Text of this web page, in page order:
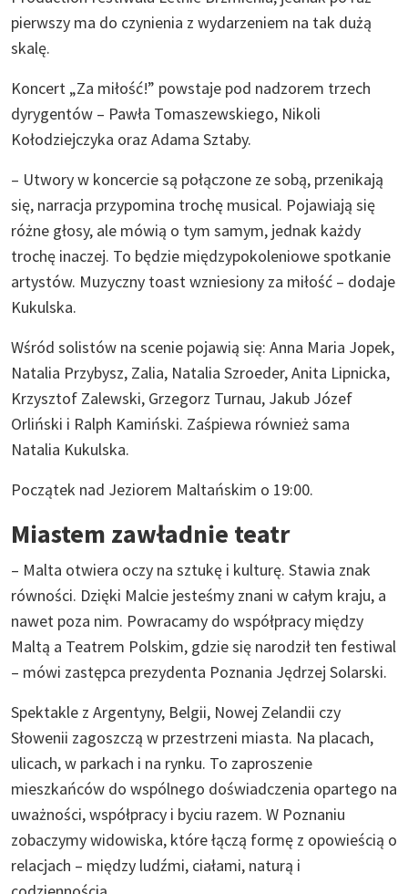
pierwszy ma do czynienia z wydarzeniem na tak dużą
skalę.
Koncert „Za miłość!” powstaje pod nadzorem trzech
dyrygentów – Pawła Tomaszewskiego, Nikoli
Kołodziejczyka oraz Adama Sztaby.
– Utwory w koncercie są połączone ze sobą, przenikają
się, narracja przypomina trochę musical. Pojawiają się
różne głosy, ale mówią o tym samym, jednak każdy
trochę inaczej. To będzie międzypokoleniowe spotkanie
artystów. Muzyczny toast wzniesiony za miłość – dodaje
Kukulska.
Wśród solistów na scenie pojawią się: Anna Maria Jopek,
Natalia Przybysz, Zalia, Natalia Szroeder, Anita Lipnicka,
Krzysztof Zalewski, Grzegorz Turnau, Jakub Józef
Orliński i Ralph Kamiński. Zaśpiewa również sama
Natalia Kukulska.
Początek nad Jeziorem Maltańskim o 19:00.
Miastem zawładnie teatr
– Malta otwiera oczy na sztukę i kulturę. Stawia znak
równości. Dzięki Malcie jesteśmy znani w całym kraju, a
nawet poza nim. Powracamy do współpracy między
Maltą a Teatrem Polskim, gdzie się narodził ten festiwal
– mówi zastępca prezydenta Poznania Jędrzej Solarski.
Spektakle z Argentyny, Belgii, Nowej Zelandii czy
Słowenii zagoszczą w przestrzeni miasta. Na placach,
ulicach, w parkach i na rynku. To zaproszenie
mieszkańców do wspólnego doświadczenia opartego na
uważności, współpracy i byciu razem. W Poznaniu
zobaczymy widowiska, które łączą formę z opowieścią o
relacjach – między ludźmi, ciałami, naturą i